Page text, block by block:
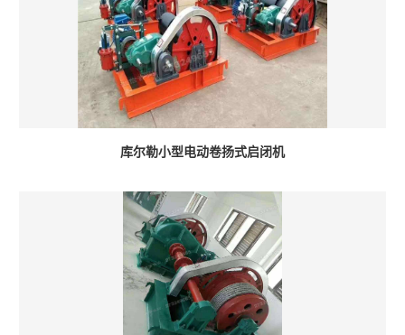
库尔勒小型电动卷扬式启闭机